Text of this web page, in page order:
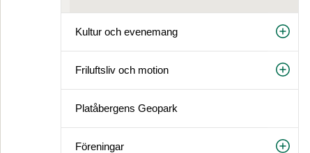
Kultur och evenemang
Friluftsliv och motion
Platåbergens Geopark
Föreningar